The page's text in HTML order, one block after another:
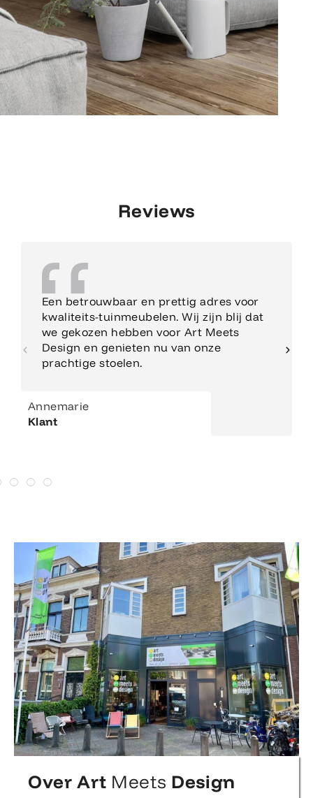
Reviews
Een betrouwbaar en prettig adres voor
kwaliteits-tuinmeubelen. Wij zijn blij dat
we gekozen hebben voor Art Meets
Design en genieten nu van onze
prachtige stoelen.
Annemarie
Klant
Over Art Meets Design